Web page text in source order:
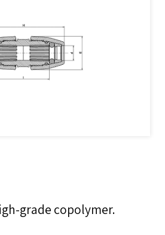
grade copolymer.